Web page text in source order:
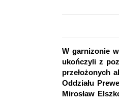
W garnizonie
ukończyli z
przełożonych
Oddziału
Mirosław